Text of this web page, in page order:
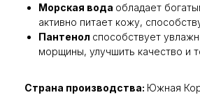
Морская вода обладает
активно питает кожу,
Пантенол способствует
морщины, улучшить качество и
Страна производства: Южная